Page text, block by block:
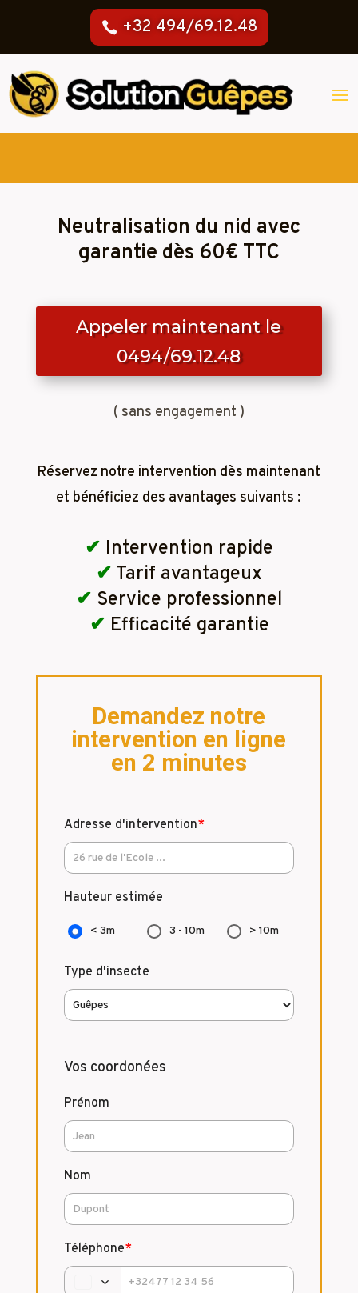
+32 494/69.12.48
Neutralisation du nid avec
garantie dès 60€ TTC
Appeler maintenant le
0494/69.12.48
( sans engagement )
Réservez notre intervention dès maintenant
et bénéficiez des avantages suivants :
✔ Intervention rapide
✔ Tarif avantageux
✔ Service professionnel
✔ Efficacité garantie
Demandez notre
intervention en ligne
en 2 minutes
Adresse d'intervention*
Hauteur estimée
< 3m 3 - 10m > 10m
Type d'insecte
Vos coordonées
Prénom
Nom
Téléphone*